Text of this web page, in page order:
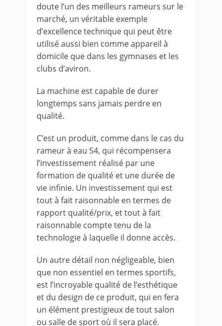
doute l’un des meilleurs rameurs sur le
marché, un véritable exemple
d’excellence technique qui peut être
utilisé aussi bien comme appareil à
domicile que dans les gymnases et les
clubs d’aviron.
La machine est capable de durer
longtemps sans jamais perdre en
qualité.
C’est un produit, comme dans le cas du
rameur à eau S4, qui récompensera
l’investissement réalisé par une
formation de qualité et une durée de
vie infinie. Un investissement qui est
tout à fait raisonnable en termes de
rapport qualité/prix, et tout à fait
raisonnable compte tenu de la
technologie à laquelle il donne accès.
Un autre détail non négligeable, bien
que non essentiel en termes sportifs,
est l’incroyable qualité de l’esthétique
et du design de ce produit, qui en fera
un élément prestigieux de tout salon
ou salle de sport où il sera placé.